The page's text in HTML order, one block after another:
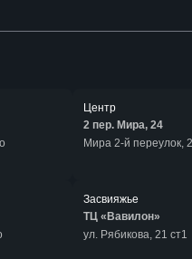
Центр
2 пер. Мира, 24
Мира 2-й переулок,
Засвияжье
ТЦ «Вавилон»
ул. Рябикова, 21 ст1